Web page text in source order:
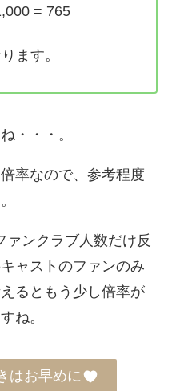
= 765
ます。
・・・。
率なので、参考程度
ァンクラブ人数だけ反
ャストのファンのみ
るともう少し倍率が
ね。
はお早めに